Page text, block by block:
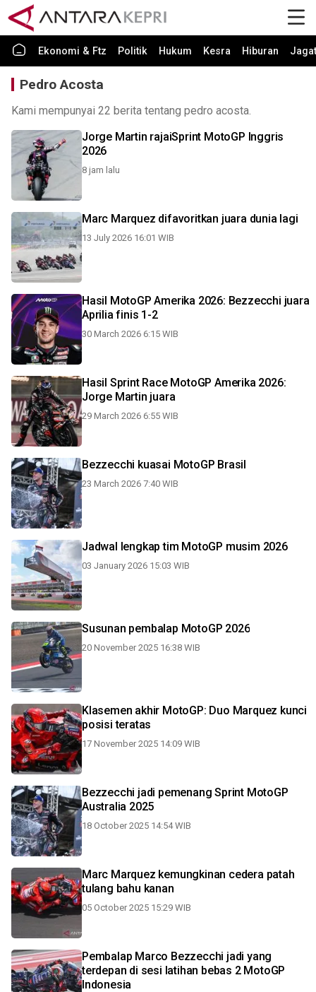
Ekonomi & Ftz Politik Hukum Kesra Hiburan Jagat
Pedro Acosta
Kami mempunyai 22 berita tentang pedro acosta.
Jorge Martin rajaiSprint MotoGP Inggris
2026
8 jam lalu
Marc Marquez difavoritkan juara dunia lagi
13 July 2026 16:01 WIB
Hasil MotoGP Amerika 2026: Bezzecchi juara
Aprilia finis 1-2
30 March 2026 6:15 WIB
Hasil Sprint Race MotoGP Amerika 2026:
Jorge Martin juara
29 March 2026 6:55 WIB
Bezzecchi kuasai MotoGP Brasil
23 March 2026 7:40 WIB
Jadwal lengkap tim MotoGP musim 2026
03 January 2026 15:03 WIB
Susunan pembalap MotoGP 2026
20 November 2025 16:38 WIB
Klasemen akhir MotoGP: Duo Marquez kunci
posisi teratas
17 November 2025 14:09 WIB
Bezzecchi jadi pemenang Sprint MotoGP
Australia 2025
18 October 2025 14:54 WIB
Marc Marquez kemungkinan cedera patah
tulang bahu kanan
05 October 2025 15:29 WIB
Pembalap Marco Bezzecchi jadi yang
terdepan di sesi latihan bebas 2 MotoGP
Indonesia